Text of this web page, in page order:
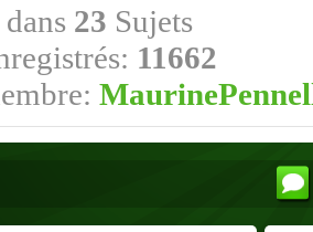
23 Sujets
11662